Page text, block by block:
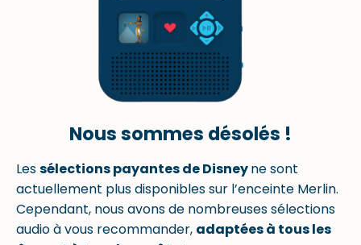
Nous sommes désolés !
Lessélections payantes de Disneyne sont
actuellement plus disponibles sur l’enceinte Merlin.
Cependant, nous avons de nombreuses sélections
audio à vous recommander, adaptées à tous les